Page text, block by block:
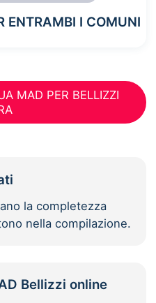
ENTRAMBI I COMUNI
MAD PER BELLIZZI
la completezza
nella compilazione.
Bellizzi online